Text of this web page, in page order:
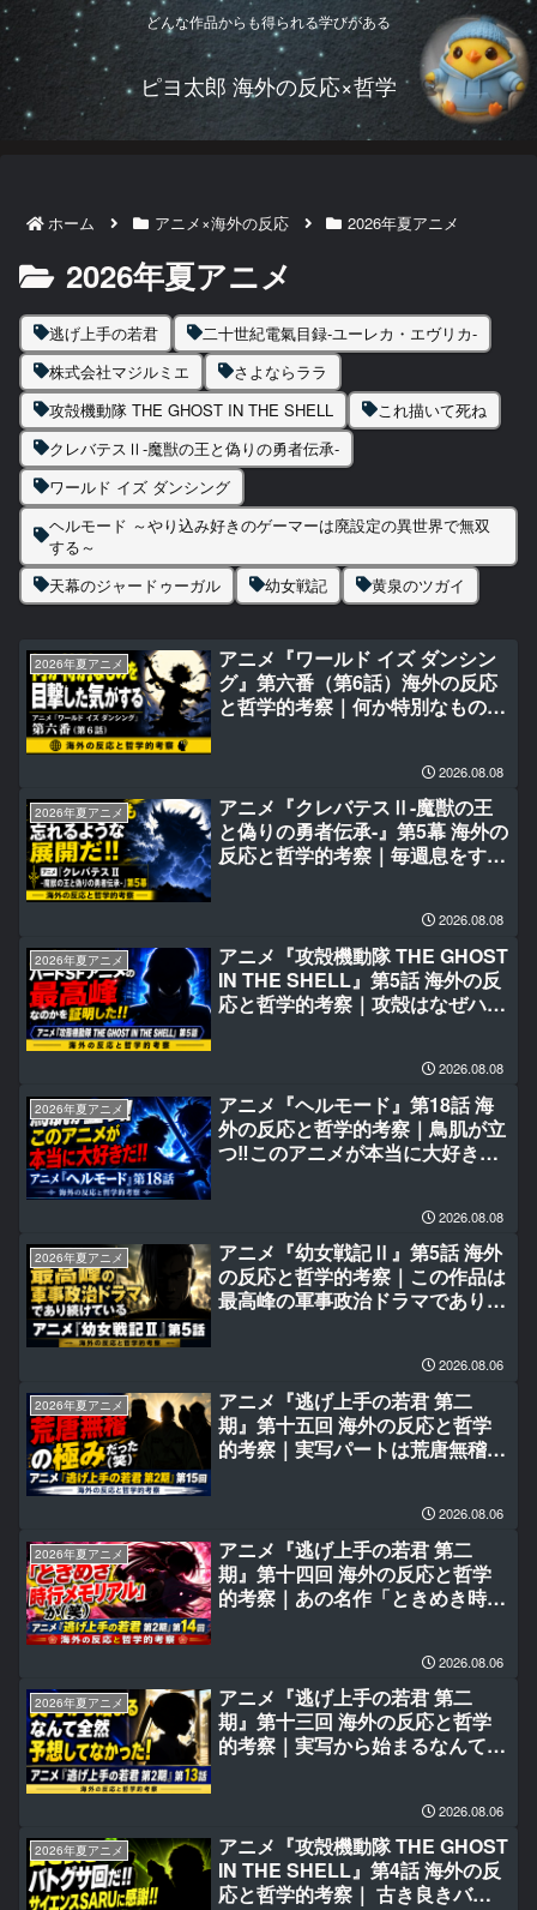
どんな作品からも得られる学びがある
ピヨ太郎 海外の反応×哲学
ホーム アニメ×海外の反応 2026年夏アニメ
2026年夏アニメ
逃げ上手の若君
二十世紀電氣目録-ユーレカ・エヴリカ-
株式会社マジルミエ
さよならララ
攻殻機動隊 THE GHOST IN THE SHELL
これ描いて死ね
クレバテスⅡ-魔獣の王と偽りの勇者伝承-
ワールド イズ ダンシング
ヘルモード ～やり込み好きのゲーマーは廃設定の異世界で無双
する～
天幕のジャードゥーガル
幼女戦記 黄泉のツガイ
2026年夏アニメ
アニメ『ワールド イズ ダンシン
グ』第六番（第6話）海外の反応
と哲学的考察｜何か特別なものを
2026.08.08
2026年夏アニメ
アニメ『クレバテスⅡ-魔獣の王
と偽りの勇者伝承-』第5幕 海外の
反応と哲学的考察｜毎週息をする
2026.08.08
2026年夏アニメ
アニメ『攻殻機動隊 THE GHOST
IN THE SHELL』第5話 海外の反
応と哲学的考察｜攻殻はなぜハー
2026.08.08
2026年夏アニメ
アニメ『ヘルモード』第18話 海
外の反応と哲学的考察｜鳥肌が立
つ‼このアニメが本当に大好き
2026.08.08
2026年夏アニメ
アニメ『幼女戦記Ⅱ』第5話 海外
の反応と哲学的考察｜この作品は
最高峰の軍事政治ドラマであり続
2026.08.06
2026年夏アニメ
アニメ『逃げ上手の若君 第二
期』第十五回 海外の反応と哲学
的考察｜実写パートは荒唐無稽の
2026.08.06
2026年夏アニメ
アニメ『逃げ上手の若君 第二
期』第十四回 海外の反応と哲学
的考察｜あの名作「ときめき時行
2026.08.06
2026年夏アニメ
アニメ『逃げ上手の若君 第二
期』第十三回 海外の反応と哲学
的考察｜実写から始まるなんて全
2026.08.06
2026年夏アニメ
アニメ『攻殻機動隊 THE GHOST
IN THE SHELL』第4話 海外の反
応と哲学的考察｜ 古き良きバト